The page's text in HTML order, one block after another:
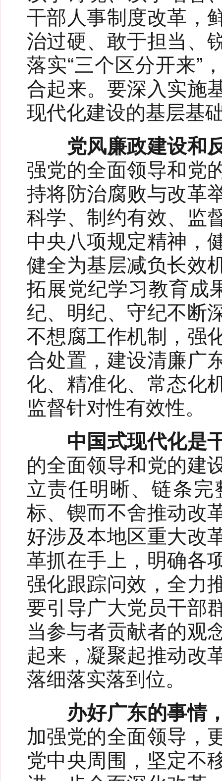
干部人事制度改革，
治过硬、敢于担当、
落实“三个区分开来”
合起来。要深入实施
现代化建设的基层基
党风廉政建设和反
强党的全面领导和党
持将防治腐败与改革
科学、制约有效、监
中央八项规定精神，
健全为基层减负长效
拓展党纪学习教育成
纪、明纪、守纪不断
不想腐工作机制，强
合处置，建设清廉广
化、精准化、常态化
监督针对性有效性。
中国式现代化是干
的全面领导和党的建
立责任明晰、链条
标、锲而不舍推动改
好涉及本地区重大改
革抓在手上，明确各
强化跟踪问效，全力
要引导广大党员干部
当参与者贡献者的观
起来，凝聚起推动改
落细落实落到位。
办好广东的事情
加强党的全面领导，
党中央周围，坚定不